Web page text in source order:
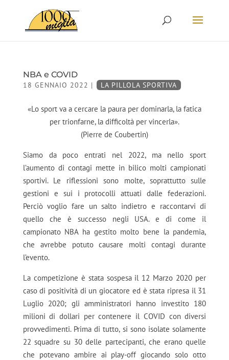
NBA e COVID
18 GENNAIO 2022 | LA PILLOLA SPORTIVA
«Lo sport va a cercare la paura per dominarla, la fatica
per trionfarne, la difficoltà per vincerla».
(Pierre de Coubertin)
Siamo da poco entrati nel 2022, ma nello sport
l’aumento di contagi mette in bilico molti campionati
sportivi. Le riflessioni sono molte, soprattutto sulle
gestioni e sui i protocolli attuati dalle federazioni.
Perciò voglio fare un salto indietro e raccontarvi di
quello che è successo negli USA. e di come il
campionato NBA ha gestito molto bene la pandemia,
che avrebbe potuto causare molti contagi durante
l’evento.
La competizione è stata sospesa il 12 Marzo 2020 per
caso di positività di un giocatore ed è stata ripresa il 31
Luglio 2020; gli amministratori hanno investito 180
milioni di dollari per contenere il COVID con diversi
provvedimenti. Prima di tutto, si sono isolate solamente
22 squadre su 30 delle partecipanti, che erano quelle
che potevano ambire ai play-off giocando solo otto